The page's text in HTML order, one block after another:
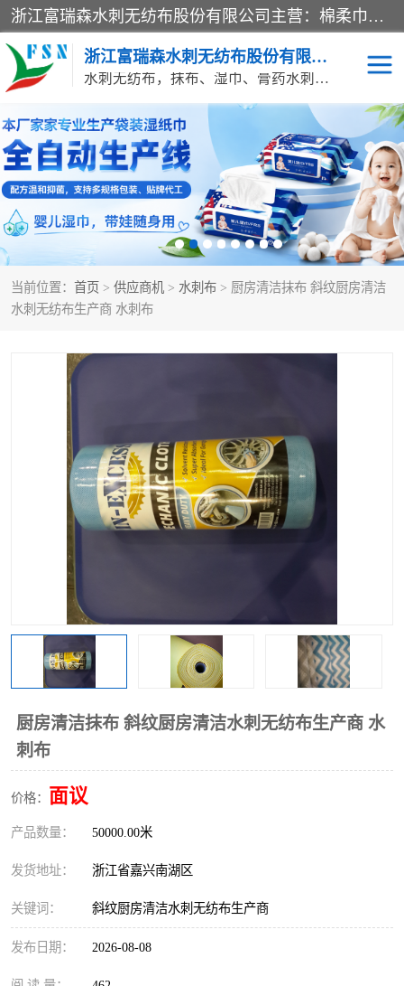
浙江富瑞森水刺无纺布股份有限公司主营：棉柔巾水刺无纺布、水刺布、水刺无纺布、膏药水刺无纺布、清洁抹布、湿巾、针刺无纺布、珍珠纹水刺无纺布、无纺布清洁抹布等产品。浙江富瑞森水刺无纺布股份有限公司积倡导由工程师全面负责生产工艺、产品质量检测的管理模式，通过ISO9001质量体系认证。
浙江富瑞森水刺无纺布股份有限公司
水刺无纺布，抹布、湿巾、膏药水刺无纺布、棉柔巾水刺无纺布、水刺布
当前位置： 首页 > 供应商机 > 水刺布 > 厨房清洁抹布 斜纹厨房清洁
水刺无纺布生产商 水刺布
厨房清洁抹布 斜纹厨房清洁水刺无纺布生产商 水
刺布
价格： 面议
产品数量： 50000.00米
发货地址： 浙江省嘉兴南湖区
关键词： 斜纹厨房清洁水刺无纺布生产商
发布日期： 2026-08-08
水刺布 巴布贴水刺布
PVC革基布 无纺布清洁抹布
抗菌等功能性产品
多种清洁尘掸 珍珠纹水刺无纺布
膏药水刺无纺布
水刺无纺布 地拖布
懒人抹布 清洁抹布